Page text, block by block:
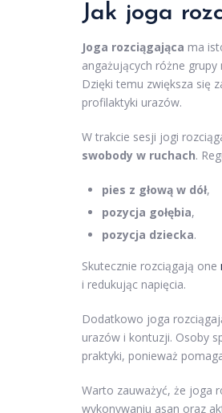
Jak joga
Joga rozciągająca ma
angażujących różne
Dzięki temu zwiększa się
profilaktyki urazów.
W trakcie sesji jogi
swobody w ruchach.
pies z głową w dół,
pozycja gołębia,
pozycja dziecka.
Skutecznie rozciągają one
i redukując napięcia.
Dodatkowo joga
urazów i kontuzji. Osoby
praktyki, ponieważ
Warto zauważyć, że joga
wykonywaniu asan oraz